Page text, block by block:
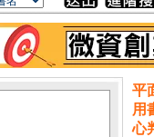
平
用
心